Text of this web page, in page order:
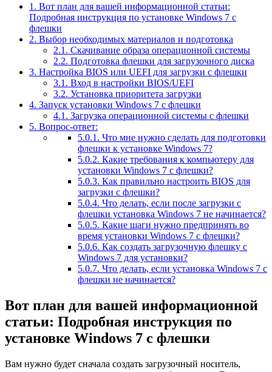
1. Вот план для вашей информационной статьи:
Подробная инструкция по установке Windows 7 с
флешки
2. Выбор необходимых материалов и подготовка
2.1. Скачивание образа операционной системы
2.2. Подготовка флешки для загрузочного диска
3. Настройка BIOS или UEFI для загрузки с флешки
3.1. Вход в настройки BIOS/UEFI
3.2. Установка приоритета загрузки
4. Запуск установки Windows 7 с флешки
4.1. Загрузка операционной системы с флешки
5. Вопрос-ответ:
5.0.1. Что мне нужно сделать для подготовки
флешки к установке Windows 7?
5.0.2. Какие требования к компьютеру для
установки Windows 7 с флешки?
5.0.3. Как правильно настроить BIOS для
загрузки с флешки?
5.0.4. Что делать, если после загрузки с
флешки установка Windows 7 не начинается?
5.0.5. Какие шаги нужно предпринять во
время установки Windows 7 с флешки?
5.0.6. Как создать загрузочную флешку с
Windows 7 для установки?
5.0.7. Что делать, если установка Windows 7 с
флешки не начинается?
Вот план для вашей информационной
статьи: Подробная инструкция по
установке Windows 7 с флешки
Вам нужно будет сначала создать загрузочный носитель,